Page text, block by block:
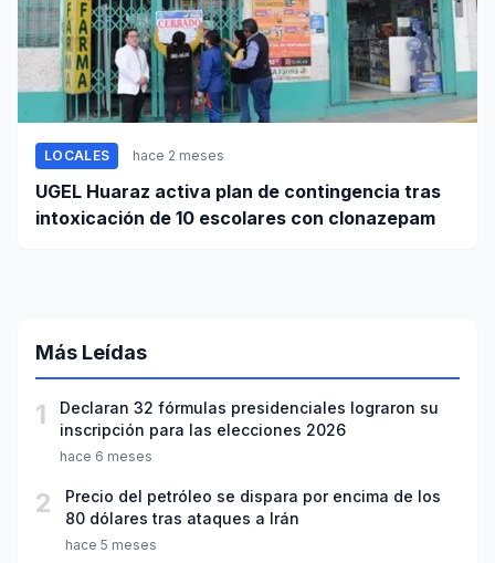
LOCALES hace 2 meses
UGEL Huaraz activa plan de contingencia tras
intoxicación de 10 escolares con clonazepam
Más Leídas
1
Declaran 32 fórmulas presidenciales lograron su
inscripción para las elecciones 2026
hace 6 meses
2
Precio del petróleo se dispara por encima de los
80 dólares tras ataques a Irán
hace 5 meses